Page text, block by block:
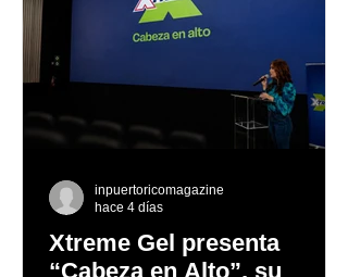
Xtreme Gel presenta
“Cabeza en Alto”, su
inpuertoricomagazine
hace 4 días